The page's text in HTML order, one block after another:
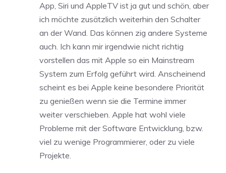
App, Siri und AppleTV ist ja gut und schön, aber
ich möchte zusätzlich weiterhin den Schalter
an der Wand. Das können zig andere Systeme
auch. Ich kann mir irgendwie nicht richtig
vorstellen das mit Apple so ein Mainstream
System zum Erfolg geführt wird. Anscheinend
scheint es bei Apple keine besondere Priorität
zu genießen wenn sie die Termine immer
weiter verschieben. Apple hat wohl viele
Probleme mit der Software Entwicklung, bzw.
viel zu wenige Programmierer, oder zu viele
Projekte.